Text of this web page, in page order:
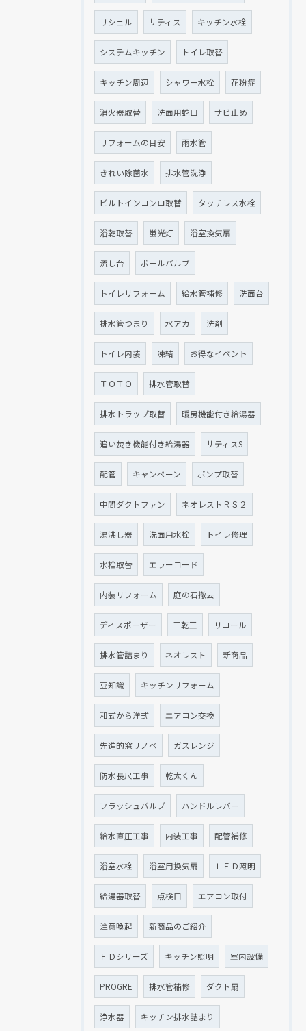
リシェル サティス キッチン水栓
システムキッチン トイレ取替
キッチン周辺 シャワー水栓 花粉症
消火器取替 洗面用蛇口 サビ止め
リフォームの目安 雨水管
きれい除菌水 排水管洗浄
ビルトインコンロ取替 タッチレス水栓
浴乾取替 蛍光灯 浴室換気扇
流し台 ボールバルブ
トイレリフォーム 給水管補修 洗面台
排水管つまり 水アカ 洗剤
トイレ内装 凍結 お得なイベント
ＴＯＴＯ 排水管取替
排水トラップ取替 暖房機能付き給湯器
追い焚き機能付き給湯器 サティスS
配管 キャンペーン ポンプ取替
中間ダクトファン ネオレストＲＳ２
湯沸し器 洗面用水栓 トイレ修理
水栓取替 エラーコード
内装リフォーム 庭の石撤去
ディスポーザー 三乾王 リコール
排水管詰まり ネオレスト 新商品
豆知識 キッチンリフォーム
和式から洋式 エアコン交換
先進的窓リノベ ガスレンジ
防水長尺工事 乾太くん
フラッシュバルブ ハンドルレバー
給水直圧工事 内装工事 配管補修
浴室水栓 浴室用換気扇 ＬＥＤ照明
給湯器取替 点検口 エアコン取付
注意喚起 新商品のご紹介
ＦＤシリーズ キッチン照明 室内設備
PROGRE 排水管補修 ダクト扇
浄水器 キッチン排水詰まり